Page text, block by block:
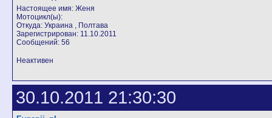
Настоящее имя: Женя
Мотоцикл(ы):
Откуда: Украина , Полтава
Зарегистрирован: 11.10.2011
Сообщений: 56
Неактивен
30.10.2011 21:30:30